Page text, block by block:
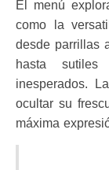
El menú
como la
desde parrillas
hasta sutiles
inesperados.
ocultar su
máxima